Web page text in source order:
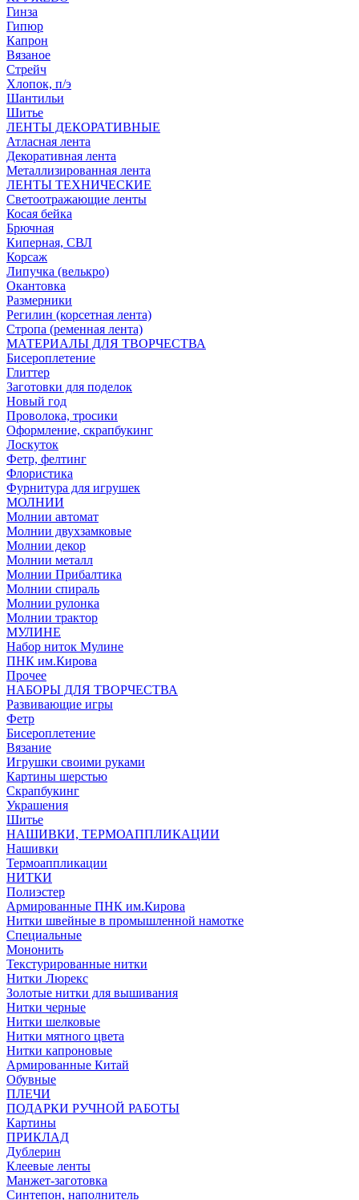
Гинза
Гипюр
Капрон
Вязаное
Стрейч
Хлопок, п/э
Шантильи
Шитье
ЛЕНТЫ ДЕКОРАТИВНЫЕ
Атласная лента
Декоративная лента
Металлизированная лента
ЛЕНТЫ ТЕХНИЧЕСКИЕ
Светоотражающие ленты
Косая бейка
Брючная
Киперная, СВЛ
Корсаж
Липучка (велькро)
Окантовка
Размерники
Регилин (корсетная лента)
Стропа (ременная лента)
МАТЕРИАЛЫ ДЛЯ ТВОРЧЕСТВА
Бисероплетение
Глиттер
Заготовки для поделок
Новый год
Проволока, тросики
Оформление, скрапбукинг
Лоскуток
Фетр, фелтинг
Флористика
Фурнитура для игрушек
МОЛНИИ
Молнии автомат
Молнии двухзамковые
Молнии декор
Молнии металл
Молнии Прибалтика
Молнии спираль
Молнии рулонка
Молнии трактор
МУЛИНЕ
Набор ниток Мулине
ПНК им.Кирова
Прочее
НАБОРЫ ДЛЯ ТВОРЧЕСТВА
Развивающие игры
Фетр
Бисероплетение
Вязание
Игрушки своими руками
Картины шерстью
Скрапбукинг
Украшения
Шитье
НАШИВКИ, ТЕРМОАППЛИКАЦИИ
Нашивки
Термоаппликации
НИТКИ
Полиэстер
Армированные ПНК им.Кирова
Нитки швейные в промышленной намотке
Специальные
Мононить
Текстурированные нитки
Нитки Люрекс
Золотые нитки для вышивания
Нитки черные
Нитки шелковые
Нитки мятного цвета
Нитки капроновые
Армированные Китай
Обувные
ПЛЕЧИ
ПОДАРКИ РУЧНОЙ РАБОТЫ
Картины
ПРИКЛАД
Дублерин
Клеевые ленты
Манжет-заготовка
Синтепон, наполнитель